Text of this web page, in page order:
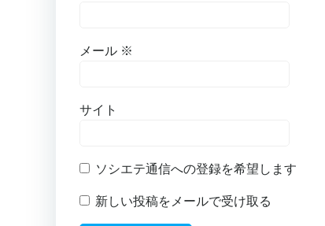
メール ※
サイト
ソシエテ通信への登録を希望します
新しい投稿をメールで受け取る